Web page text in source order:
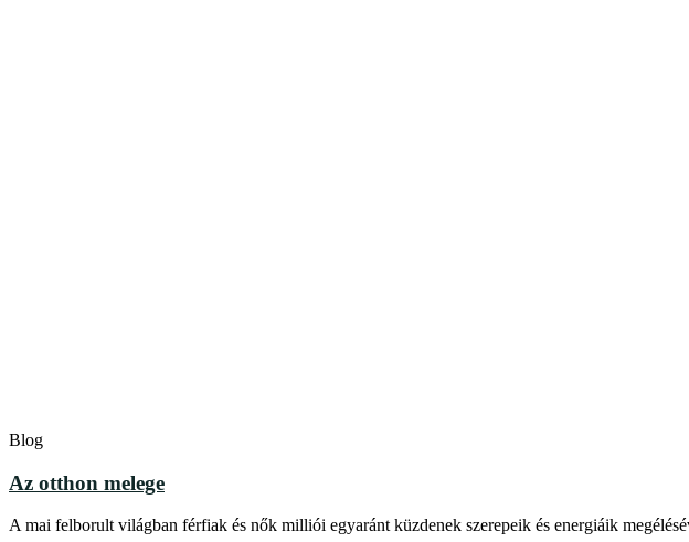
Blog
Az otthon melege
A mai felborult világban férfiak és nők milliói egyaránt küzdenek szerepeik és energiáik